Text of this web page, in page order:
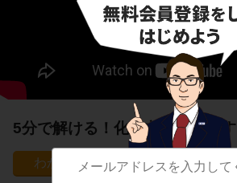
5分で解ける！化政文化４に関
8